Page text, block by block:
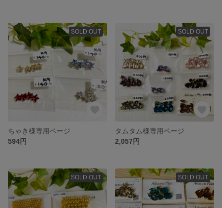
SOLD OUT
ちゃき様専用ページ
594円
SOLD OUT
タムタム様専用ページ
2,057円
SOLD OUT SOLD OUT